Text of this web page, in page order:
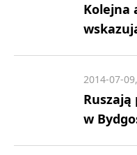
Kolejna
w
2014-07-